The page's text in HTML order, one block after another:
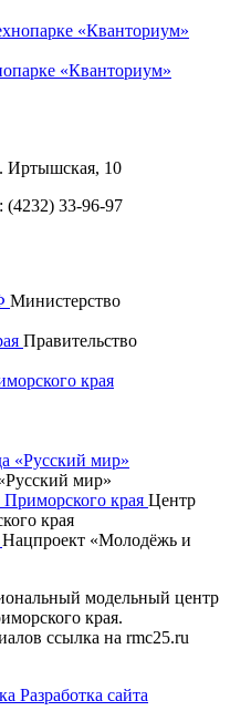
«Кванториум»
Иртышская, 10
(4232) 33-96-97
Министерство
Правительство
мир»
Центр
края
Нацпроект «Молодёжь и
модельный центр
края.
ссылка на rmc25.ru
Разработка сайта